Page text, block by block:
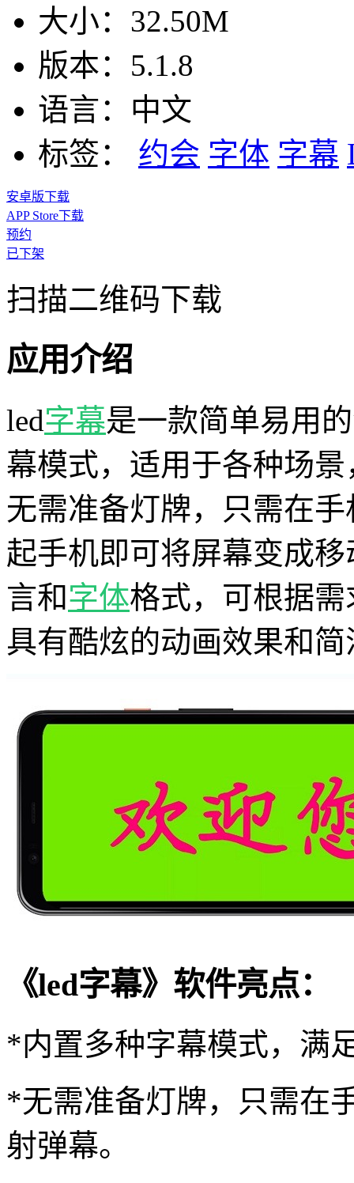
大小： 32.50M
版本： 5.1.8
语言： 中文
标签：
约会 字体 字幕
安卓版下载
APP Store下载
预约
已下架
扫描二维码下载
应用介绍
led字幕是一款简单易用
幕模式，适用于各种场
无需准备灯牌，只需在
起手机即可将屏幕变成
言和字体格式，可根据
具有酷炫的动画效果和
《led字幕》软件亮点：
*内置多种字幕模式，满
*无需准备灯牌，只需在
射弹幕。